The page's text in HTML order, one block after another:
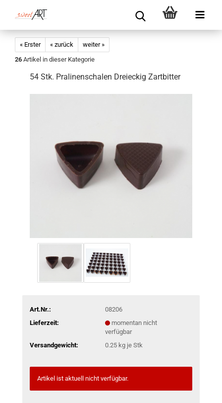
« Erster « zurück
weiter »
26 Artikel in dieser Kategorie
54 Stk. Pralinenschalen Dreieckig Zartbitter
Art.Nr.:
08206
Lieferzeit:
momentan nicht
verfügbar
Versandgewicht:
0.25kg je Stk
Artikel ist aktuell nicht verfügbar.